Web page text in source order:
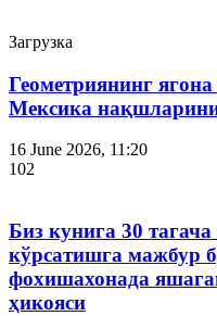
Загрузка
Геометриянинг
Мексика
16 June 2026, 11:20
102
Биз кунига 30
кўрсатишга мажбур
фохишахонада
ҳикояси